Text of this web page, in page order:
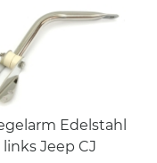
Edelstahl
links Jeep CJ